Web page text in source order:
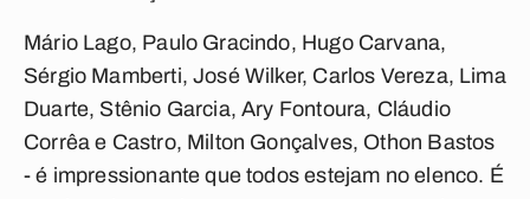
Mário Lago, Paulo Gracindo, Hugo Carvana,
Sérgio Mamberti, José Wilker, Carlos Vereza, Lima
Duarte, Stênio Garcia, Ary Fontoura, Cláudio
Corrêa e Castro, Milton Gonçalves, Othon Bastos
- é impressionante que todos estejam no elenco. É